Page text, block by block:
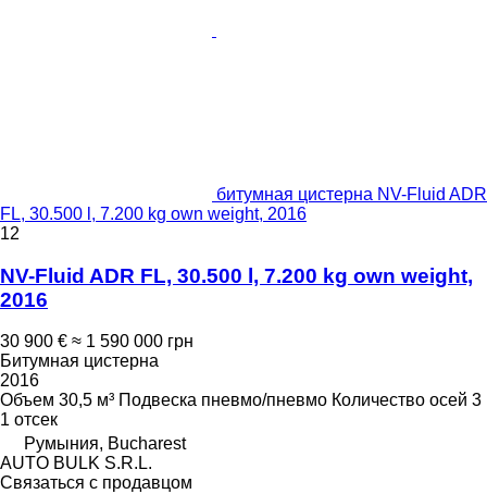
битумная цистерна NV-Fluid ADR
FL, 30.500 l, 7.200 kg own weight, 2016
12
NV-Fluid ADR FL, 30.500 l, 7.200 kg own weight,
2016
30 900 € ≈ 1 590 000 грн
Битумная цистерна
2016
Объем 30,5 м³ Подвеска пневмо/пневмо Количество осей 3
1 отсек
Румыния, Bucharest
AUTO BULK S.R.L.
Связаться с продавцом